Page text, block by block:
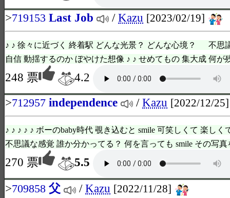
>719153 Last Job /Kazu [2023/02/19]
♪ ♪ 徐々に近づく 終着駅 どんな光景？ どんな心境？ 不思
自信 動揺するのか ぼやけた想像 ♪ ♪ せめてもの 集大成 何が
248 票
4.2
>712957 independence /Kazu [2022/12/25]
♪ ♪ ♪ ♪ ♪ ボーのbaby時代 覗き込むと smile 可笑しくて 楽し
不思議な感覚 誰か分かってる？ 何を言っても smile その写真
270 票
5.5
>709858 父 /Kazu [2022/11/28]